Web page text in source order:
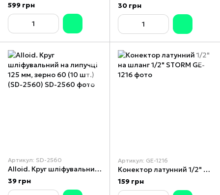
599 грн
30 грн
Артикул: SD-2560
Alloid. Круг шліфувальний на липучці 125 мм, зерно 60 (10 шт.) (SD-2560)
39 грн
Артикул: GE-1216
Конектор латунний 1/2" на шланг 1/2" STORM
159 грн